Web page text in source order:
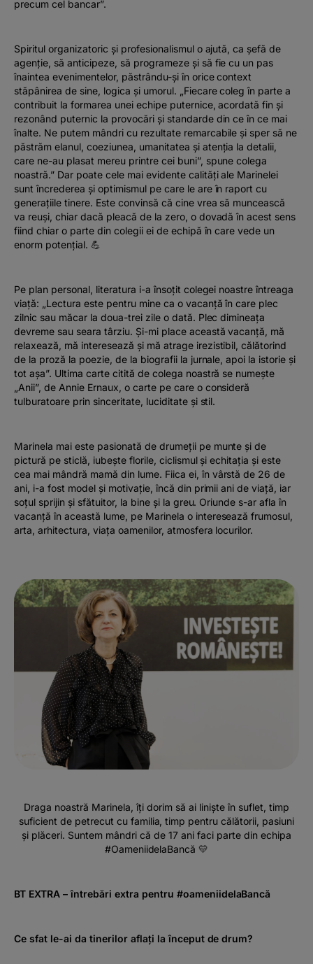
precum cel bancar”.
Spiritul organizatoric și profesionalismul o ajută, ca șefă de
agenție, să anticipeze, să programeze și să fie cu un pas
înaintea evenimentelor, păstrându-și în orice context
stăpânirea de sine, logica și umorul. „Fiecare coleg în parte a
contribuit la formarea unei echipe puternice, acordată fin și
rezonând puternic la provocări și standarde din ce în ce mai
înalte. Ne putem mândri cu rezultate remarcabile și sper să ne
păstrăm elanul, coeziunea, umanitatea și atenția la detalii,
care ne-au plasat mereu printre cei buni”, spune colega
noastră.” Dar poate cele mai evidente calități ale Marinelei
sunt încrederea și optimismul pe care le are în raport cu
generațiile tinere. Este convinsă că cine vrea să muncească
va reuși, chiar dacă pleacă de la zero, o dovadă în acest sens
fiind chiar o parte din colegii ei de echipă în care vede un
enorm potențial. 💪
Pe plan personal, literatura i-a însoțit colegei noastre întreaga
viață: „Lectura este pentru mine ca o vacanță în care plec
zilnic sau măcar la doua-trei zile o dată. Plec dimineața
devreme sau seara târziu. Și-mi place această vacanță, mă
relaxează, mă interesează și mă atrage irezistibil, călătorind
de la proză la poezie, de la biografii la jurnale, apoi la istorie și
tot așa”. Ultima carte citită de colega noastră se numește
„Anii”, de Annie Ernaux, o carte pe care o consideră
tulburatoare prin sinceritate, luciditate și stil.
Marinela mai este pasionată de drumeții pe munte și de
pictură pe sticlă, iubește florile, ciclismul și echitația și este
cea mai mândră mamă din lume. Fiica ei, în vârstă de 26 de
ani, i-a fost model și motivație, încă din primii ani de viață, iar
soțul sprijin și sfătuitor, la bine și la greu. Oriunde s-ar afla în
vacanță în această lume, pe Marinela o interesează frumosul,
arta, arhitectura, viața oamenilor, atmosfera locurilor.
Draga noastră Marinela, îți dorim să ai liniște în suflet, timp
suficient de petrecut cu familia, timp pentru călătorii, pasiuni
și plăceri. Suntem mândri că de 17 ani faci parte din echipa
#OameniidelaBancă 💛
BT EXTRA – întrebări extra pentru #oameniidelaBancă
Ce sfat le-ai da tinerilor aflați la început de drum?